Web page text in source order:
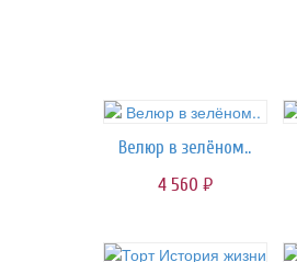
Велюр в зелёном..
4 560 руб.